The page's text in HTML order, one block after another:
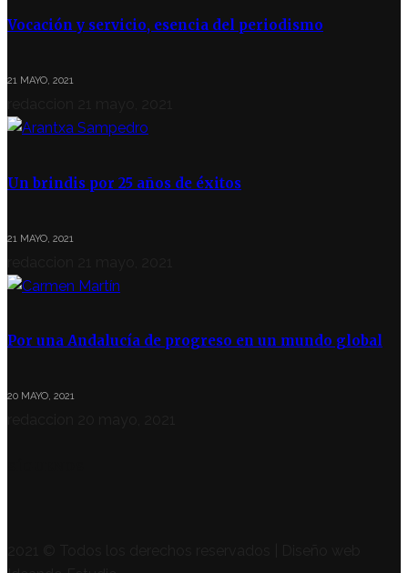
Vocación y servicio, esencia del periodismo
21 MAYO, 2021
Un brindis por 25 años de éxitos
21 MAYO, 2021
Por una Andalucía de progreso en un mundo global
20 MAYO, 2021